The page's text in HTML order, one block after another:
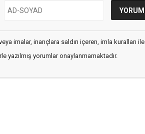
imalar, inançlara saldırı içeren, imla kuralları ile
yazılmış yorumlar onaylanmamaktadır.